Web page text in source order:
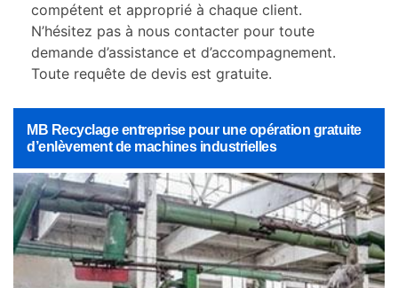
MB Recyclage entreprise pour une opération gratuite
d’enlèvement de machines industrielles
compétent et approprié à chaque client.
N’hésitez pas à nous contacter pour toute
demande d’assistance et d’accompagnement.
Toute requête de devis est gratuite.